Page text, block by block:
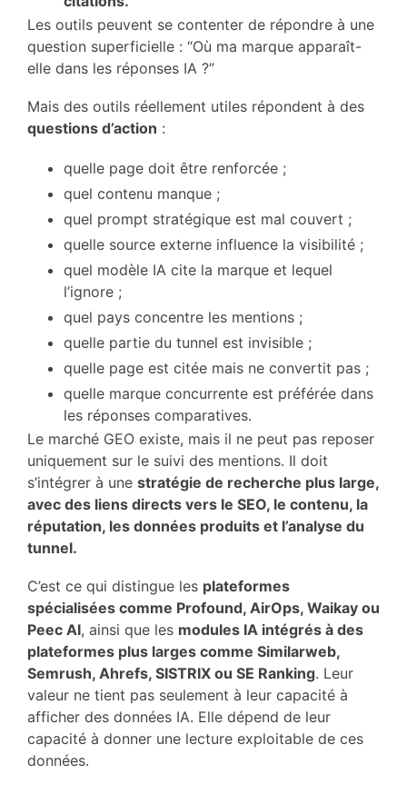
Les outils peuvent se contenter de répondre à une
question superficielle : “Où ma marque apparaît-
elle dans les réponses IA ?”
Mais des outils réellement utiles répondent à des
questions d’action :
quelle page doit être renforcée ;
quel contenu manque ;
quel prompt stratégique est mal couvert ;
quelle source externe influence la visibilité ;
quel modèle IA cite la marque et lequel
l’ignore ;
quel pays concentre les mentions ;
quelle partie du tunnel est invisible ;
quelle page est citée mais ne convertit pas ;
quelle marque concurrente est préférée dans
les réponses comparatives.
Le marché GEO existe, mais il ne peut pas reposer
uniquement sur le suivi des mentions. Il doit
s’intégrer à une stratégie de recherche plus large,
avec des liens directs vers le SEO, le contenu, la
réputation, les données produits et l’analyse du
tunnel.
C’est ce qui distingue les plateformes
spécialisées comme Profound, AirOps, Waikay ou
Peec AI, ainsi que les modules IA intégrés à des
plateformes plus larges comme Similarweb,
Semrush, Ahrefs, SISTRIX ou SE Ranking. Leur
valeur ne tient pas seulement à leur capacité à
afficher des données IA. Elle dépend de leur
capacité à donner une lecture exploitable de ces
données.